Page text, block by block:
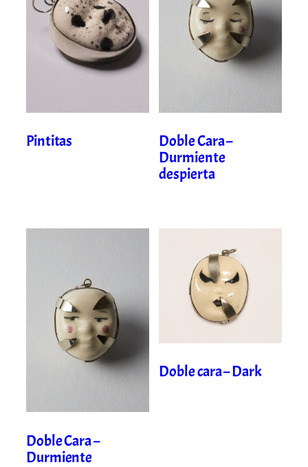
Pintitas
Doble Cara –
Durmiente
despierta
Doble Cara –
Durmiente
Doble cara – Dark